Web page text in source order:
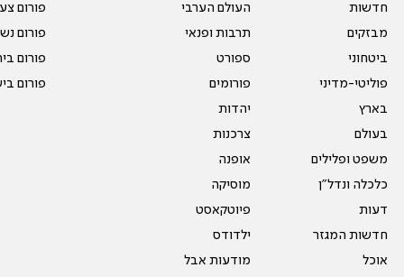
חדשות
מבזקים
ביטחוני
פוליטי-מדיני
בארץ
בעולם
משפט ופלילים
כלכלה ונדל"ן
דעות
חדשות המגזר
אוכל
העולם הערבי
תרבות ופנאי
ספורט
פורומים
יהדות
צרכנות
אופנה
מוסיקה
פיוטקאסט
ילדודס
מודעות אבל
פורום
פורום
פורום
פורום